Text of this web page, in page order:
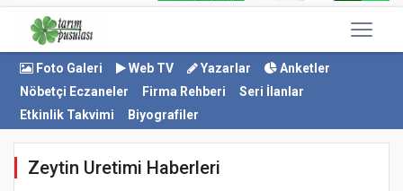
Foto Galeri Web TV Yazarlar
Anketler
Nöbetçi Eczaneler
Firma Rehberi
Seri İlanlar
Etkinlik Takvimi
Biyografiler
Zeytin Uretimi Haberleri